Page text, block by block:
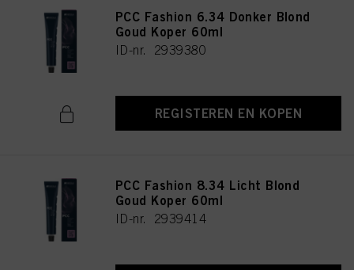
PCC Fashion 6.34 Donker Blond
Goud Koper 60ml
ID-nr. 2939380
REGISTEREN EN KOPEN
PCC Fashion 8.34 Licht Blond
Goud Koper 60ml
ID-nr. 2939414